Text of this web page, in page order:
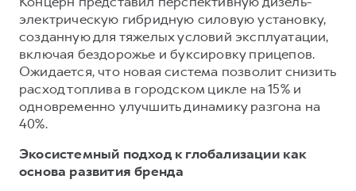
электрическую гибридную силовую установку,
созданную для тяжелых условий эксплуатации,
включая бездорожье и буксировку прицепов.
Ожидается, что новая система позволит снизить
расход топлива в городском цикле на 15% и
одновременно улучшить динамику разгона на
40%.
Экосистемный подход к глобализации как
основа развития бренда